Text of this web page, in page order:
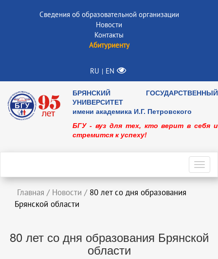
Сведения об образовательной организации
Новости
Контакты
Абитуриенту
RU | EN
БРЯНСКИЙ ГОСУДАРСТВЕННЫЙ
УНИВЕРСИТЕТ
имени академика И.Г. Петровского
БГУ - вуз для тех, кто верит в себя и
стремится к успеху!
Главная / Новости / 80 лет со дня образования
Брянской области
80 лет со дня образования Брянской
области